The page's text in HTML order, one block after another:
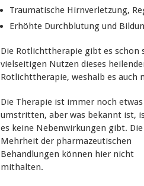
Traumatische Hirnverletzung,
Erhöhte Durchblutung und
Die Rotlichttherapie gibt es schon
vielseitigen Nutzen dieses
Rotlichttherapie, weshalb es auch
Die Therapie ist immer noch etwas
umstritten, aber was bekannt ist,
es keine Nebenwirkungen gibt. Die
Mehrheit der pharmazeutischen
Behandlungen können hier nicht
mithalten.